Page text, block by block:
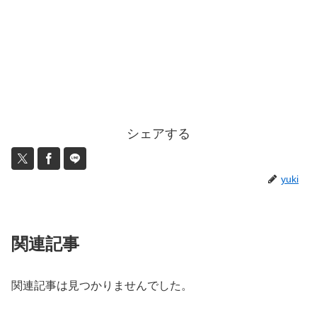
シェアする
yuki
関連記事
関連記事は見つかりませんでした。